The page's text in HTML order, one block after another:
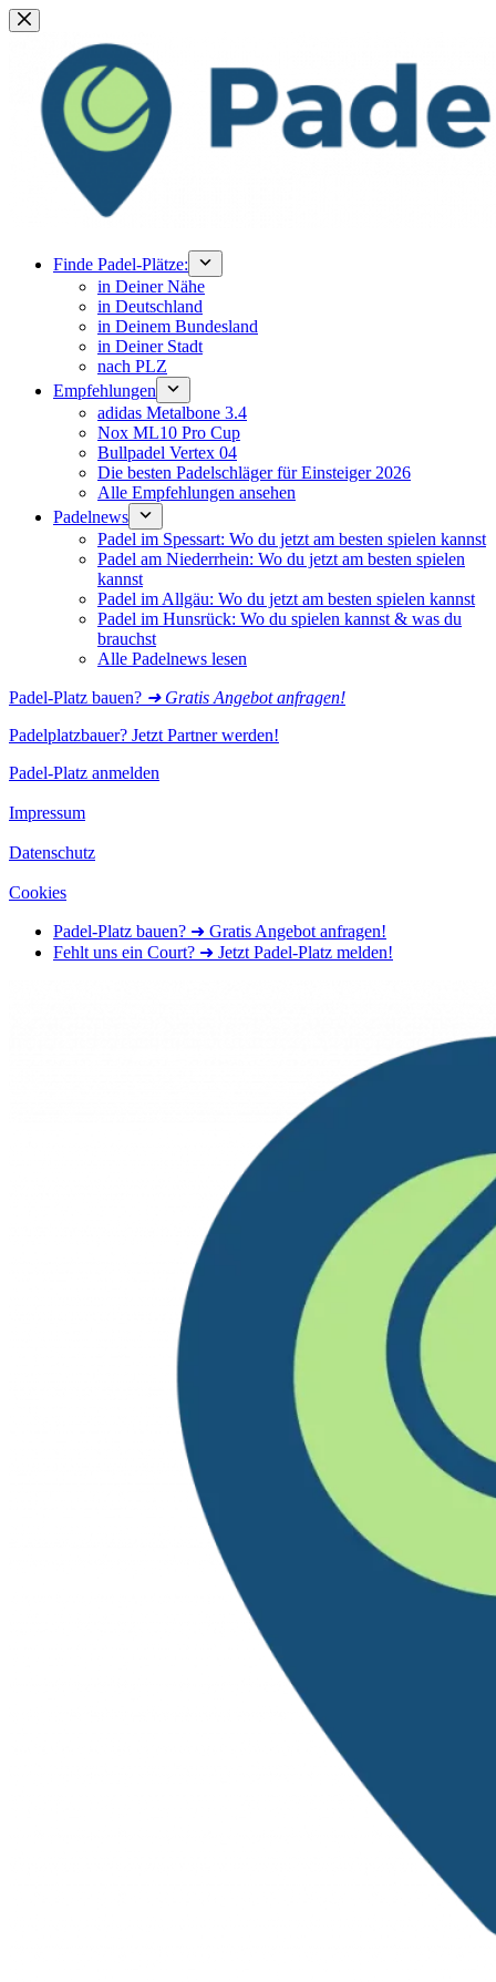
Zum
Inhalt
springen
Finde Padel-Plätze:
in Deiner Nähe
in Deutschland
in Deinem Bundesland
in Deiner Stadt
nach PLZ
Empfehlungen
adidas Metalbone 3.4
Nox ML10 Pro Cup
Bullpadel Vertex 04
Die besten Padelschläger für Einsteiger 2026
Alle Empfehlungen ansehen
Padelnews
Padel im Spessart: Wo du jetzt am besten spielen kannst
Padel am Niederrhein: Wo du jetzt am besten spielen
kannst
Padel im Allgäu: Wo du jetzt am besten spielen kannst
Padel im Hunsrück: Wo du spielen kannst & was du
brauchst
Alle Padelnews lesen
Padel-Platz bauen? ➜ Gratis Angebot anfragen!
Padelplatzbauer? Jetzt Partner werden!
Padel-Platz anmelden
Impressum
Datenschutz
Cookies
Padel-Platz bauen? ➜ Gratis Angebot anfragen!
Fehlt uns ein Court? ➜ Jetzt Padel-Platz melden!